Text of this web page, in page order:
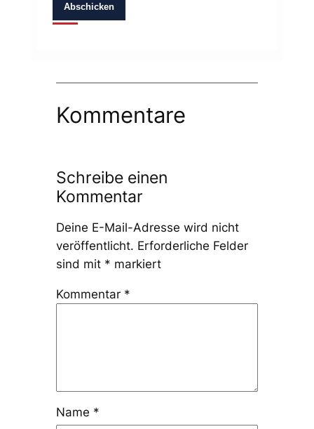
Abschicken
Kommentare
Schreibe einen
Kommentar
Deine E-Mail-Adresse wird nicht
veröffentlicht. Erforderliche Felder
sind mit * markiert
Kommentar *
Name *